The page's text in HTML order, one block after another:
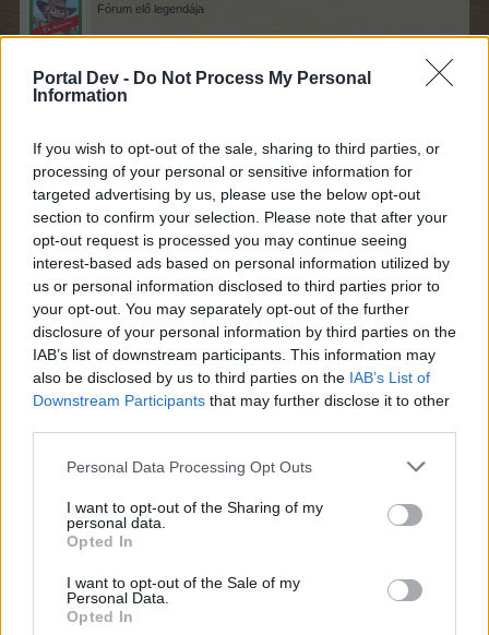
Portal Dev - Do Not Process My Personal
Information
If you wish to opt-out of the sale, sharing to third parties, or
processing of your personal or sensitive information for
targeted advertising by us, please use the below opt-out
section to confirm your selection. Please note that after your
opt-out request is processed you may continue seeing
interest-based ads based on personal information utilized by
us or personal information disclosed to third parties prior to
your opt-out. You may separately opt-out of the further
disclosure of your personal information by third parties on the
IAB’s list of downstream participants. This information may
also be disclosed by us to third parties on the IAB’s List of
Downstream Participants that may further disclose it to other
Personal Data Processing Opt Outs
I want to opt-out of the Sharing of my
personal data.
Opted In
I want to opt-out of the Sale of my
Personal Data.
Opted In
Fórum elő legendája
szezonnal!
Előszezon (várhatóan):2024. augusztus 17. 14:00 -
14:00 - 2024. szeptember 15. 13:59 óra
Utószezon (várhatóan): 2024. augusztus 15. 14:00 - 2024.